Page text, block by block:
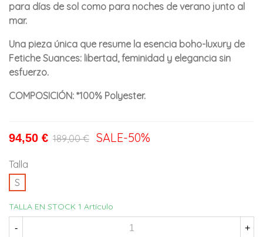
para días de sol como para noches de verano junto al
mar.
Una pieza única que resume la esencia boho-luxury de
Fetiche Suances: libertad, feminidad y elegancia sin
esfuerzo.
COMPOSICIÓN: *100% Polyester.
94,50 € 189,00 € SALE-50%
Talla
S
TALLA EN STOCK 1 Artículo
- +